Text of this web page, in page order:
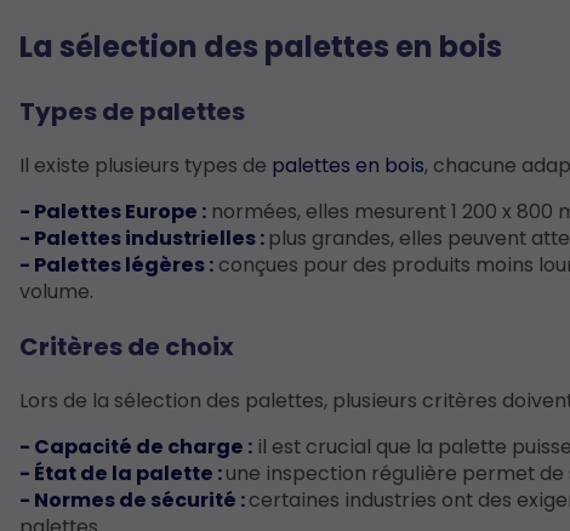
La sélection des palettes en bois
Types de palettes
Il existe plusieurs types de palettes en bois, chacune
- Palettes Europe : normées, elles mesurent 1 200 x
- Palettes industrielles : plus grandes, elles peuvent
- Palettes légères : conçues pour des produits moins
volume.
Critères de choix
Lors de la sélection des palettes, plusieurs critères
- Capacité de charge : il est crucial que la palette
- État de la palette :une inspection régulière permet de
- Normes de sécurité :certaines industries ont des